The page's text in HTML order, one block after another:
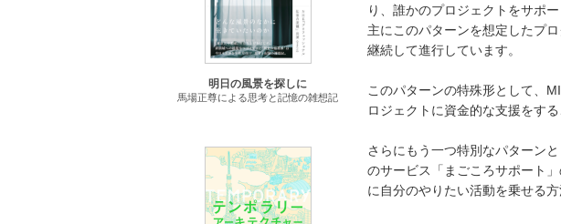
り、誰かのプロジェクトをサポ
主にこのパターンを想定したプ
継続して進行しています。
このパターンの特殊形として、
ロジェクトに資金的な支援をする
さらにもう一つ特別なパターン
のサービス「まごころサポート
に自分のやりたい活動を乗せる方
明日の風景を探しに
馬場正尊による思考と記憶の雑想記